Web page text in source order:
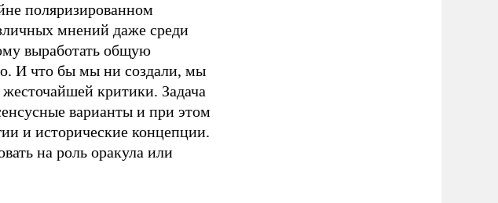
поляризированном
мнений даже среди
выработать общую
И что бы мы ни создали, мы
жесточайшей критики. Задача
варианты и при этом
и исторические концепции.
на роль оракула или